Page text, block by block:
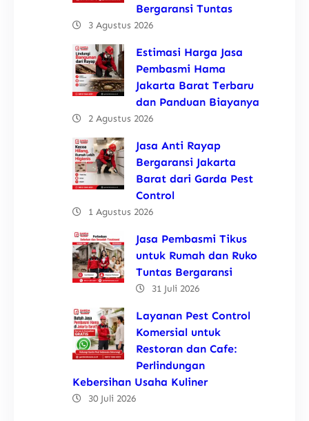
Bergaransi Tuntas
3 Agustus 2026
Estimasi Harga Jasa
Pembasmi Hama
Jakarta Barat Terbaru
dan Panduan Biayanya
2 Agustus 2026
Jasa Anti Rayap
Bergaransi Jakarta
Barat dari Garda Pest
Control
1 Agustus 2026
Jasa Pembasmi Tikus
untuk Rumah dan Ruko
Tuntas Bergaransi
31 Juli 2026
Layanan Pest Control
Komersial untuk
Restoran dan Cafe:
Perlindungan
Kebersihan Usaha Kuliner
30 Juli 2026